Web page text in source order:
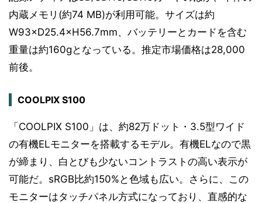
内蔵メモリ(約74 MB)が利用可能。サイズは約
W93×D25.4×H56.7mm、バッテリーとカードを含む
重量は約160gとなっている。推定市場価格は28,000
前後。
COOLPIX S100
「COOLPIX S100」は、約82万ドット・3.5型ワイド
の有機ELモニターを搭載するモデル。有機ELなので黒
が締まり、白とびも少ないコントラストの高い表示が
可能だ。sRGB比約150%と色域も広い。さらに、この
モニターはタッチパネル方式になっており、直感的な